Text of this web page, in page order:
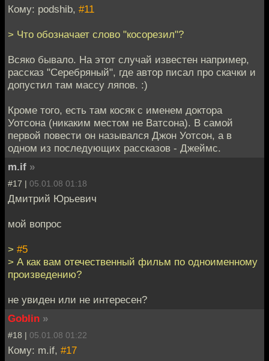
Кому: podshib, #11
> Что обозначает слово "косорезил"?
Всяко бывало. На этот случай известен например,
рассказ "Серебряный", где автор писал про скачки и
допустил там массу ляпов. :)
Кроме того, есть там косяк с именем доктора
Уотсона (никаким местом не Ватсона). В самой
первой повести он назывался Джон Уотсон, а в
одном из последующих рассказов - Джеймс.
m.if »
#17 | 05.01.08 01:18
Дмитрий Юрьевич
мой вопрос
> #5
> А как вам отечественный фильм по одноименному
произведению?
не увиден или не интересен?
Goblin »
#18 | 05.01.08 01:22
Кому: m.if, #17